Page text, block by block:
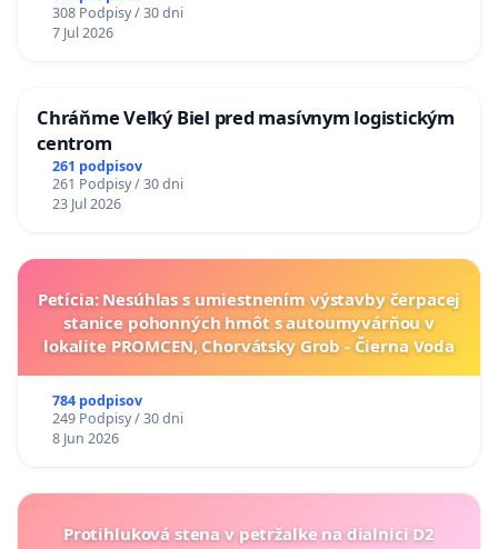
308 Podpisy / 30 dni
7 Jul 2026
Chráňme Veľký Biel pred masívnym logistickým
centrom
261 podpisov
261 Podpisy / 30 dni
23 Jul 2026
Petícia: Nesúhlas s umiestnením výstavby čerpacej
stanice pohonných hmôt s autoumyvárňou v
lokalite PROMCEN, Chorvátsky Grob - Čierna Voda
784 podpisov
249 Podpisy / 30 dni
8 Jun 2026
Protihluková stena v petržalke na dialnici D2